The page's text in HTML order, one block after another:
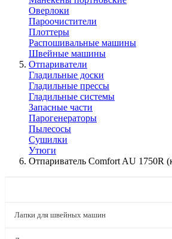
Оверлоки
Пароочистители
Плоттеры
Распошивальные машины
Швейные машины
Отпариватели
Гладильные доски
Гладильные прессы
Гладильные системы
Запасные части
Парогенераторы
Пылесосы
Сушилки
Утюги
Отпариватель Comfort AU 1750R
Лапки для швейных машин